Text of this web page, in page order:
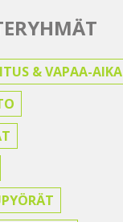
& VAPAA-AIKA